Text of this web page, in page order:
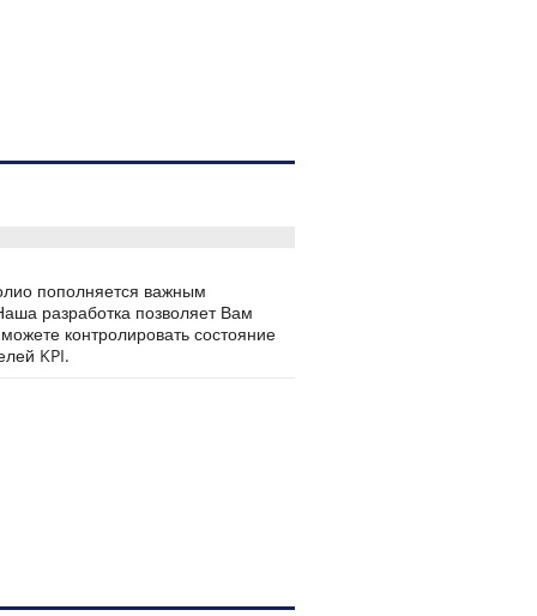
пополняется важным
разработка позволяет Вам
контролировать состояние
KPI.